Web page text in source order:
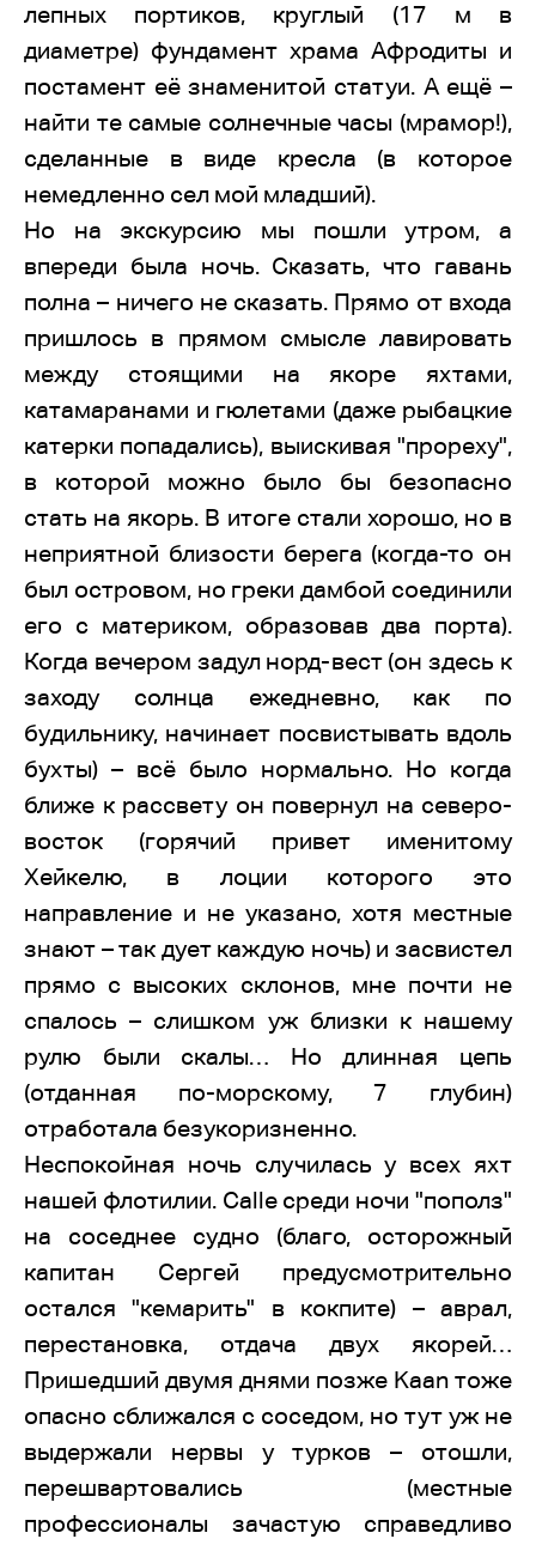
лепных портиков, круглый (17 м в
диаметре) фундамент храма Афродиты и
постамент её знаменитой статуи. А ещё –
найти те самые солнечные часы (мрамор!),
сделанные в виде кресла (в которое
немедленно сел мой младший).
Но на экскурсию мы пошли утром, а
впереди была ночь. Сказать, что гавань
полна – ничего не сказать. Прямо от входа
пришлось в прямом смысле лавировать
между стоящими на якоре яхтами,
катамаранами и гюлетами (даже рыбацкие
катерки попадались), выискивая "прореху",
в которой можно было бы безопасно
стать на якорь. В итоге стали хорошо, но в
неприятной близости берега (когда-то он
был островом, но греки дамбой соединили
его с материком, образовав два порта).
Когда вечером задул норд-вест (он здесь к
заходу солнца ежедневно, как по
будильнику, начинает посвистывать вдоль
бухты) – всё было нормально. Но когда
ближе к рассвету он повернул на северо-
восток (горячий привет именитому
Хейкелю, в лоции которого это
направление и не указано, хотя местные
знают – так дует каждую ночь) и засвистел
прямо с высоких склонов, мне почти не
спалось – слишком уж близки к нашему
рулю были скалы… Но длинная цепь
(отданная по-морскому, 7 глубин)
отработала безукоризненно.
Неспокойная ночь случилась у всех яхт
нашей флотилии. Calle среди ночи "пополз"
на соседнее судно (благо, осторожный
капитан Сергей предусмотрительно
остался "кемарить" в кокпите) – аврал,
перестановка, отдача двух якорей…
Пришедший двумя днями позже Kaan тоже
опасно сближался с соседом, но тут уж не
выдержали нервы у турков – отошли,
перешвартовались (местные
профессионалы зачастую справедливо